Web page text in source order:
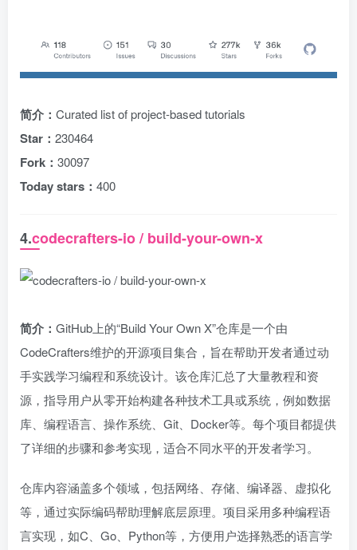
简介： Curated list of project-based tutorials
Star： 230464
Fork： 30097
Today stars： 400
4.codecrafters-io / build-your-own-x
简介： GitHub上的“Build Your Own X”仓库是一个由
CodeCrafters维护的开源项目集合，旨在帮助开发者通过动
手实践学习编程和系统设计。该仓库汇总了大量教程和资
源，指导用户从零开始构建各种技术工具或系统，例如数据
库、编程语言、操作系统、Git、Docker等。每个项目都提供
了详细的步骤和参考实现，适合不同水平的开发者学习。
仓库内容涵盖多个领域，包括网络、存储、编译器、虚拟化
等，通过实际编码帮助理解底层原理。项目采用多种编程语
言实现，如C、Go、Python等，方便用户选择熟悉的语言学